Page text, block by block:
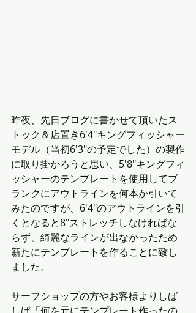
昨夜、先日ブログに書かせて頂いたス
トック＆店置き6'4"キングフィッシャー
モデル（当初6'3"の予定でした）の製作
に取り掛かろうと思い、5'8"キングフィ
ッシャーのテンプレートを使用してブ
ランクにアウトラインを何本か引いて
みたのですが、6'4"のアウトラインを引
くとなると8"ストレッチしなければな
らず、綺麗なラインが出なかったため
新たにテンプレートを作ることに致し
ました。
サーフショップの方やお客様よりしば